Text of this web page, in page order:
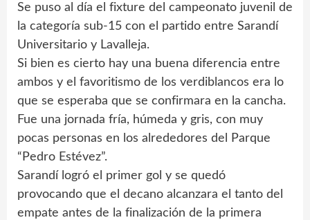
Se puso al día el fixture del campeonato juvenil de
la categoría sub-15 con el partido entre Sarandí
Universitario y Lavalleja.
Si bien es cierto hay una buena diferencia entre
ambos y el favoritismo de los verdiblancos era lo
que se esperaba que se confirmara en la cancha.
Fue una jornada fría, húmeda y gris, con muy
pocas personas en los alrededores del Parque
“Pedro Estévez”.
Sarandí logró el primer gol y se quedó
provocando que el decano alcanzara el tanto del
empate antes de la finalización de la primera